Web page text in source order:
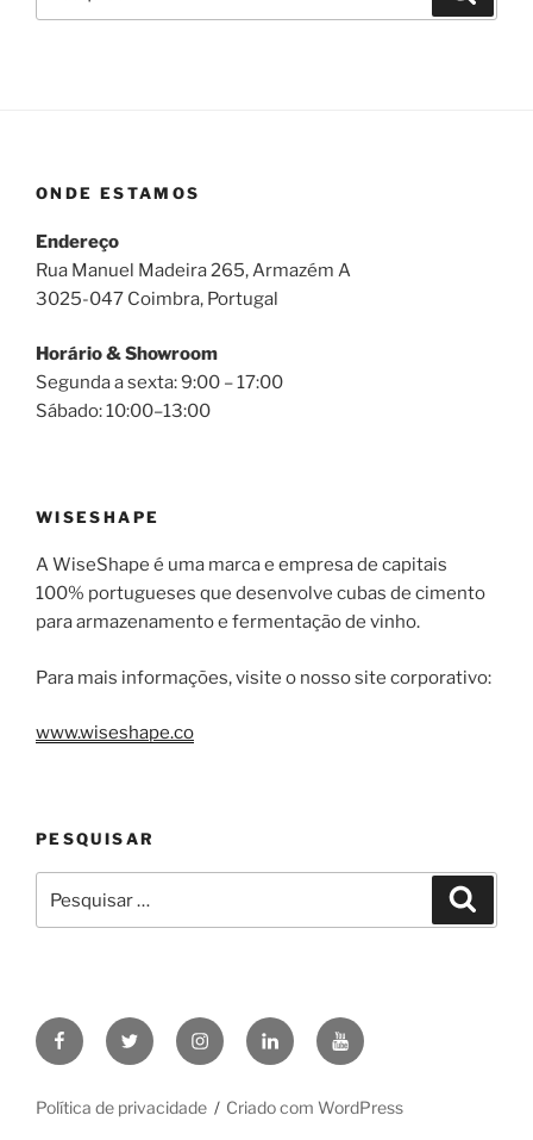
por:
ONDE ESTAMOS
Endereço
Rua Manuel Madeira 265, Armazém A
3025-047 Coimbra, Portugal
Horário & Showroom
Segunda a sexta: 9:00 – 17:00
Sábado: 10:00–13:00
WISESHAPE
A WiseShape é uma marca e empresa de capitais
100% portugueses que desenvolve cubas de cimento
para armazenamento e fermentação de vinho.
Para mais informações, visite o nosso site corporativo:
www.wiseshape.co
PESQUISAR
por:
WiseShape
no
WiseShape
no
WiseShape
no
WiseShape
no
WiseShape
no
Política de privacidade Criado com WordPress